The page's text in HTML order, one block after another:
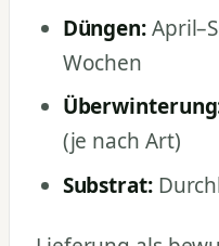
Düngen:
Wochen
(je nach Art)
Substrat: